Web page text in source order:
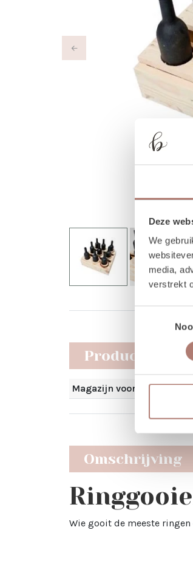
Deze
We
media,
verstrekt
Previous
Magazijn voorraad
Omschrijving
Wie gooit de meeste ringen